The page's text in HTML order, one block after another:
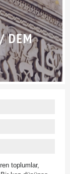
DEM
toplumlar,